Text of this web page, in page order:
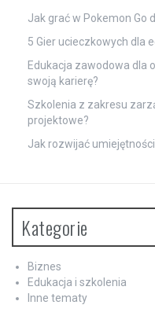
Jak grać w Pokemon Go
5 Gier ucieczkowych dla
Edukacja zawodowa dla
swoją karierę?
Szkolenia z zakresu
projektowe?
Jak rozwijać
Kategorie
Biznes
Edukacja i szkolenia
Inne tematy